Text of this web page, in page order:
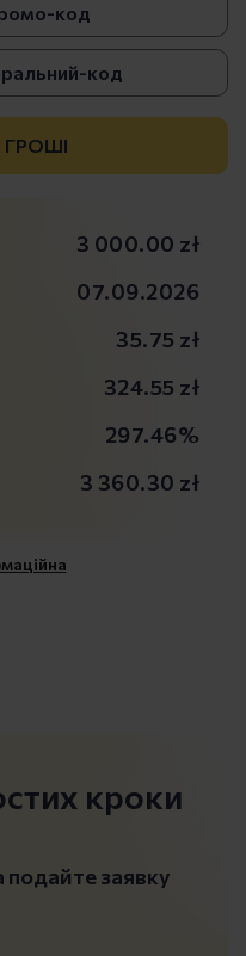
3 000.00 zł
07.09.2026
35.75 zł
324.55 zł
297.46%
3 360.30 zł
код
код
кроки
подайте заявку